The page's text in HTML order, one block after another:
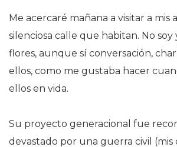
Me acercaré mañana a visitar a mis
silenciosa calle que habitan. No
flores, aunque sí conversación,
ellos, como me gustaba hacer
ellos en vida.
Su proyecto generacional fue
devastado por una guerra civil (mis